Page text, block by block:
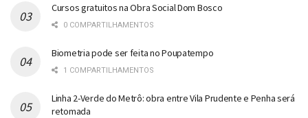
Cursos gratuitos na Obra Social Dom Bosco
0 COMPARTILHAMENTOS
Biometria pode ser feita no Poupatempo
1 COMPARTILHAMENTOS
Linha 2-Verde do Metrô: obra entre Vila Prudente e Penha será
retomada